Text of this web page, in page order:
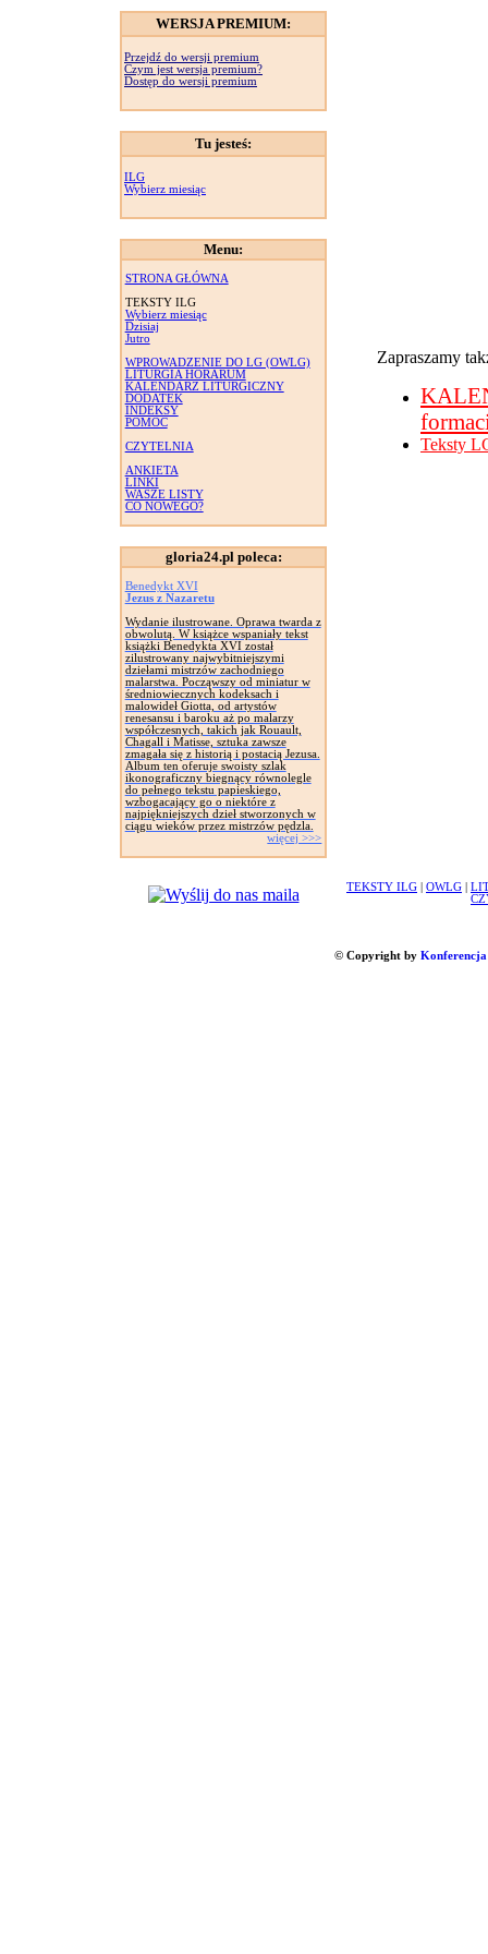
WERSJA PREMIUM:
Przejdź do wersji premium
Czym jest wersja premium?
Dostęp do wersji premium
Tu jesteś:
ILG
Wybierz miesiąc
Menu:
STRONA GŁÓWNA
TEKSTY ILG
Wybierz miesiąc
Dzisiaj
Jutro
WPROWADZENIE DO LG (OWLG)
LITURGIA HORARUM
KALENDARZ LITURGICZNY
DODATEK
INDEKSY
POMOC
CZYTELNIA
ANKIETA
LINKI
WASZE LISTY
CO NOWEGO?
gloria24.pl poleca:
Benedykt XVI
Jezus z Nazaretu
Wydanie ilustrowane. Oprawa twarda z
obwolutą. W książce wspaniały tekst
książki Benedykta XVI został
zilustrowany najwybitniejszymi
dziełami mistrzów zachodniego
malarstwa. Począwszy od miniatur w
średniowiecznych kodeksach i
malowideł Giotta, od artystów
renesansu i baroku aż po malarzy
współczesnych, takich jak Rouault,
Chagall i Matisse, sztuka zawsze
zmagała się z historią i postacią Jezusa.
Album ten oferuje swoisty szlak
ikonograficzny biegnący równolegle
do pełnego tekstu papieskiego,
wzbogacający go o niektóre z
najpiękniejszych dzieł stworzonych w
ciągu wieków przez mistrzów pędzla.
więcej >>>
Zapraszamy
Teksty
TEKSTY ILG OWLG
© Copyright by Konferencja